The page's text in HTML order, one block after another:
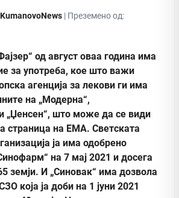
KumanovoNews | Преземено од:
од август оваа година има
за употреба, кое што важи
агенција за лекови ги има
на „Модерна“,
„Џенсен“, што може да се види
страница на ЕМА. Светската
ја има одобрено
на 7 мај 2021 и досега
земји. И „Синовак“ има дозвола
која ја доби на 1 јуни 2021